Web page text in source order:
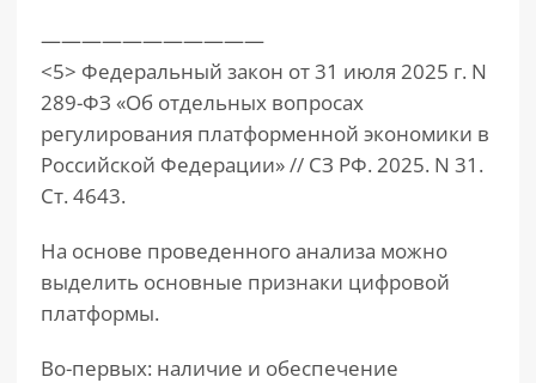
———————————
<5> Федеральный закон от 31 июля 2025 г. N
289-ФЗ «Об отдельных вопросах
регулирования платформенной экономики в
Российской Федерации» // СЗ РФ. 2025. N 31.
Ст. 4643.
На основе проведенного анализа можно
выделить основные признаки цифровой
платформы.
Во-первых: наличие и обеспечение